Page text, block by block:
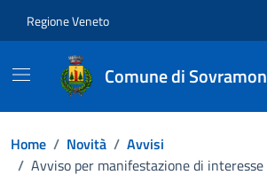
Regione Veneto
Comune di
Home / Novità / Avvisi
/ Avviso per manifestazione di interesse